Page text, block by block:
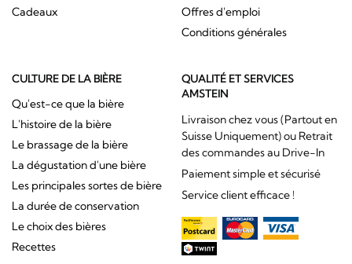
Cadeaux
Offres d'emploi
Conditions générales
CULTURE DE LA BIÈRE
Qu'est-ce que la bière
L'histoire de la bière
Le brassage de la bière
La dégustation d'une bière
Les principales sortes de bière
La durée de conservation
Le choix des bières
Recettes
QUALITÉ ET SERVICES
AMSTEIN
Livraison chez vous (Partout en
Suisse Uniquement) ou Retrait
des commandes au Drive-In
Paiement simple et sécurisé
Service client efficace !